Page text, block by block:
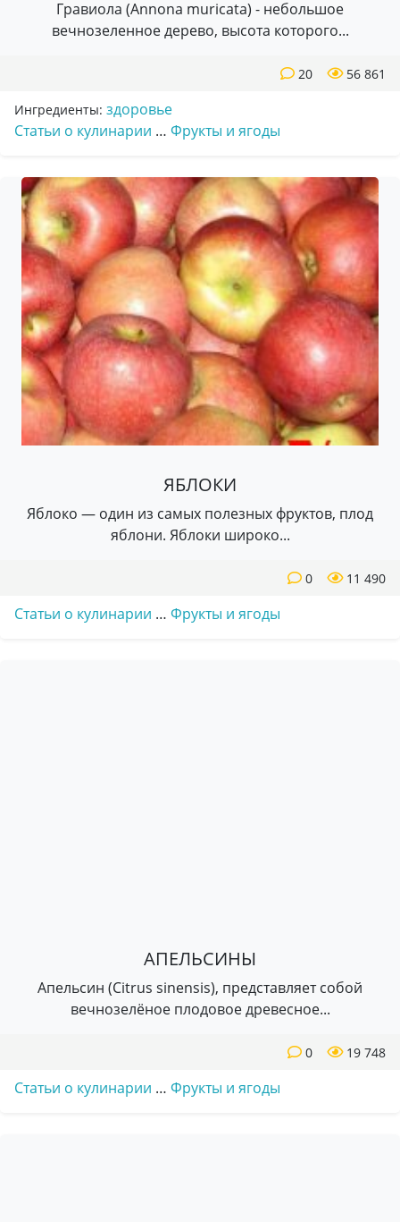
Гравиола (Annona muricata) - небольшое
вечнозеленное дерево, высота которого...
56 861
20
Ингредиенты: здоровье
Статьи о кулинарии … Фрукты и ягоды
ЯБЛОКИ
Яблоко — один из самых полезных фруктов, плод
яблони. Яблоки широко...
11 490
0
Статьи о кулинарии … Фрукты и ягоды
АПЕЛЬСИНЫ
Апельсин (Citrus sinensis), представляет собой
вечнозелёное плодовое древесное...
19 748
0
Статьи о кулинарии … Фрукты и ягоды